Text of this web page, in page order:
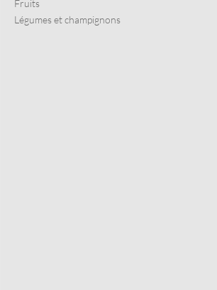
Fruits
Légumes et champignons